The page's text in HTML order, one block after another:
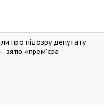
про підозру депутату
зятю «прем'єра